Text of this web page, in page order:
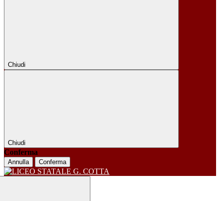
Chiudi
Chiudi
Conferma
Annulla Conferma